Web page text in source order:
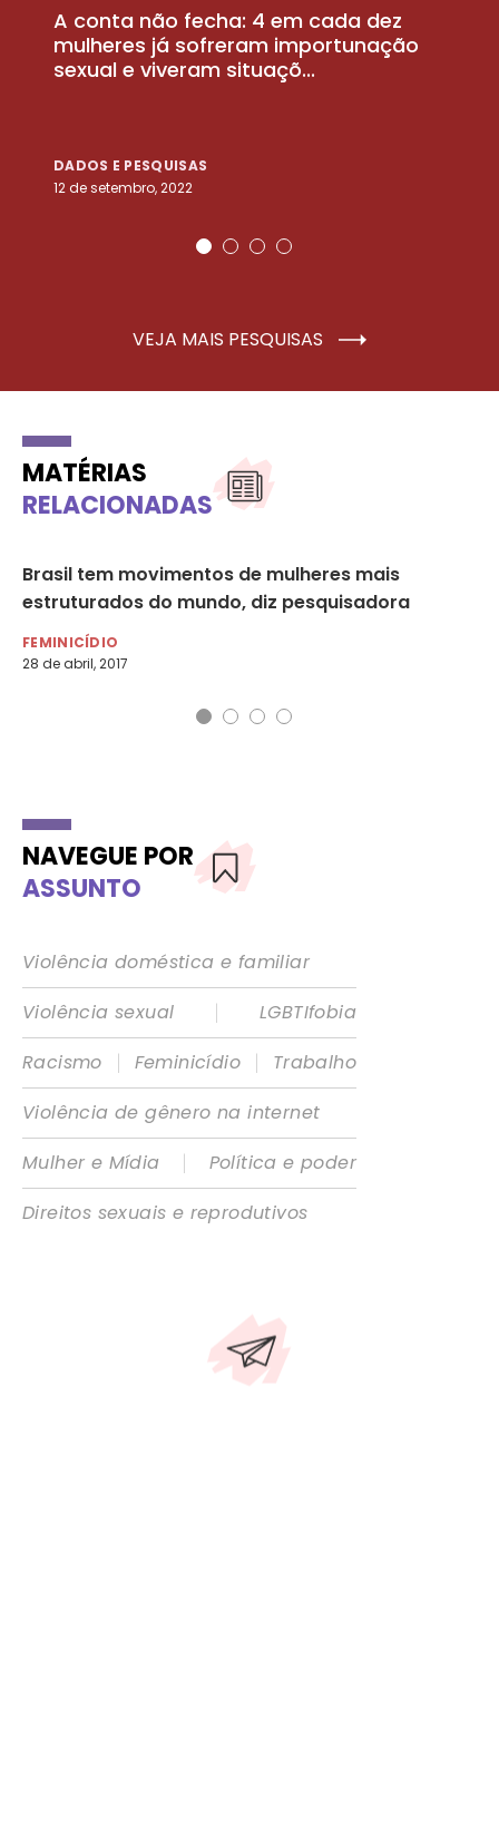
A conta não fecha: 4 em cada dez
mulheres já sofreram importunação
sexual e viveram situaçõ...
DADOS E PESQUISAS
12 de setembro, 2022
VEJA MAIS PESQUISAS
MATÉRIAS
RELACIONADAS
Brasil tem movimentos de mulheres mais
estruturados do mundo, diz pesquisadora
FEMINICÍDIO
28 de abril, 2017
NAVEGUE POR
ASSUNTO
Violência doméstica e familiar
Violência sexual
|
LGBTIfobia
Racismo
| Feminicídio |
Trabalho
Violência de gênero na internet
Mulher e Mídia
|
Política e poder
Direitos sexuais e reprodutivos